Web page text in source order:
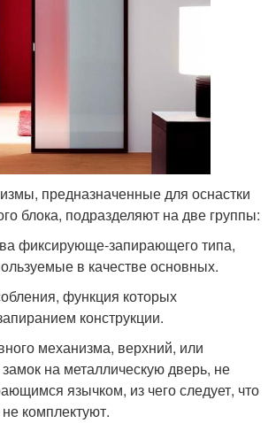
предназначенные для оснастки
блока, подразделяют на две группы:
фиксирующе-запирающего типа,
в качестве основных.
функция которых
конструкции.
механизма, верхний, или
на металлическую дверь, не
язычком, из чего следует, что
комплектуют.